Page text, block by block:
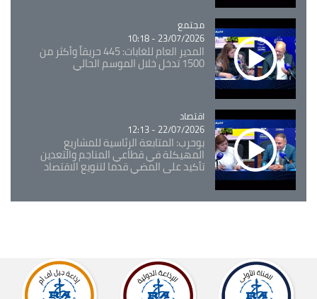
Catégorie
مجتمع
23/07/2026 - 10:18
المدير العام للغابات: 445 حريقاً وأكثر من
1500 تدخل خلال الموسم الحالي
Catégorie
اقتصاد
22/07/2026 - 12:13
بوحرب: المتابعة الرئاسية للمشاريع
المهيكلة في قطاعي المناجم والتعدين
تأكيد على المضي قدما لتنويع الاقتصاد